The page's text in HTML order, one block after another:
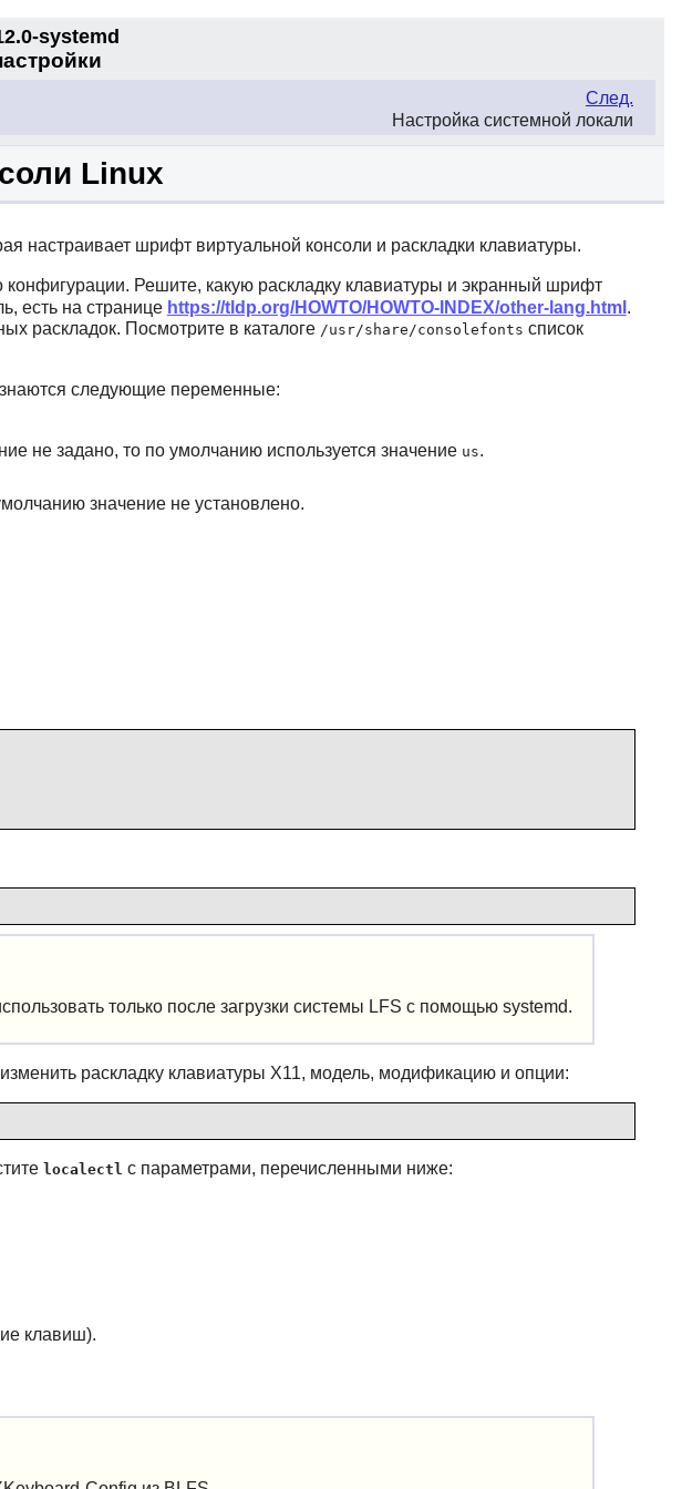
systemd
След.
Настройка системной локали
Linux
настраивает шрифт виртуальной консоли и раскладки клавиатуры.
Решите, какую раскладку клавиатуры и экранный шрифт
есть на странице https://tldp.org/HOWTO/HOWTO-INDEX/other-lang.html .
раскладок. Посмотрите в каталоге /usr/share/consolefonts список
следующие переменные:
не задано, то по умолчанию используется значение us.
значение не установлено.
только после загрузки системы LFS с помощью systemd.
раскладку клавиатуры X11, модель, модификацию и опции:
localectl с параметрами, перечисленными ниже:
клавиш).